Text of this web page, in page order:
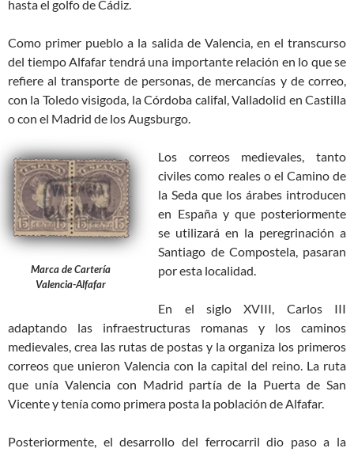
hasta el golfo de Cádiz.
Como primer pueblo a la salida de Valencia, en el transcurso
del tiempo Alfafar tendrá una importante relación en lo que se
refiere al transporte de personas, de mercancías y de correo,
con la Toledo visigoda, la Córdoba califal, Valladolid en Castilla
o con el Madrid de los Augsburgo.
Marca de Cartería
Valencia-Alfafar
Los correos medievales, tanto
civiles como reales o el Camino de
la Seda que los árabes introducen
en España y que posteriormente
se utilizará en la peregrinación a
Santiago de Compostela, pasaran
por esta localidad.
En el siglo XVIII, Carlos III
adaptando las infraestructuras romanas y los caminos
medievales, crea las rutas de postas y la organiza los primeros
correos que unieron Valencia con la capital del reino. La ruta
que unía Valencia con Madrid partía de la Puerta de San
Vicente y tenía como primera posta la población de Alfafar.
Posteriormente, el desarrollo del ferrocarril dio paso a la